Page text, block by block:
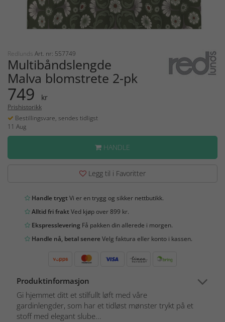
Redlunds Art. nr: 557749
Multibåndslengde
Malva blomstrete 2-pk
749 kr
Prishistorikk
Bestillingsvare, sendes tidligst
11 Aug
HANDLE
Legg til i Favoritter
Handle trygtVi er en trygg og sikker nettbutikk.
Alltid fri fraktVed kjøp over 899 kr.
Ekspresslevering Få pakken din allerede i morgen.
Handle nå, betal senereVelg faktura eller konto i kassen.
Produktinformasjon
Gi hjemmet ditt et stilfullt løft med våre
gardinlengder, som har et tidløst mønster trykt på et
stoff med elegant slube...